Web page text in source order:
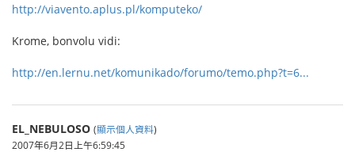
http://viavento.aplus.pl/komputeko/
Krome, bonvolu vidi:
http://en.lernu.net/komunikado/forumo/temo.php?t=6...
EL_NEBULOSO (顯示個人資料)
2007年6月2日上午6:59:45